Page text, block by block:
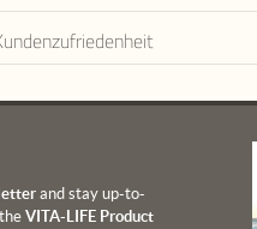
and stay up-to-
VITA-LIFE Product